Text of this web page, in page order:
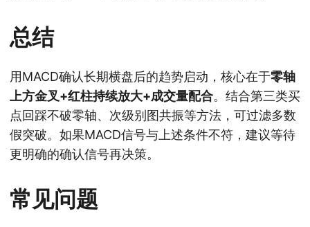
总结
用MACD确认长期横盘后的趋势启动，核心在于零轴
上方金叉+红柱持续放大+成交量配合。结合第三类买
点回踩不破零轴、次级别图共振等方法，可过滤多数
假突破。如果MACD信号与上述条件不符，建议等待
更明确的确认信号再决策。
常见问题